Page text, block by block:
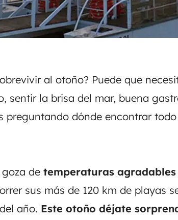
al otoño? Puede que
sentir la brisa del mar, buena
preguntando dónde encontrar
de temperaturas
sus más de 120 km de playas
año. Este otoño déjate